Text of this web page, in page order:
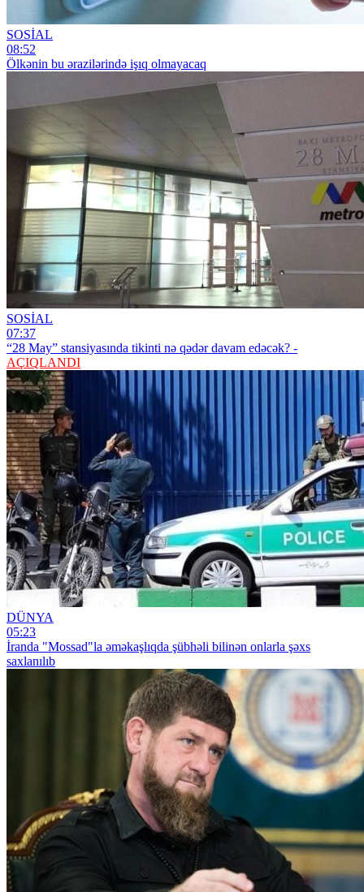
SOSİAL
08:52
Ölkənin bu ərazilərində işıq olmayacaq
SOSİAL
07:37
“28 May” stansiyasında tikinti nə qədər davam edəcək? -
AÇIQLANDI
DÜNYA
05:23
İranda "Mossad"la əməkaşlıqda şübhəli bilinən onlarla şəxs
saxlanılıb